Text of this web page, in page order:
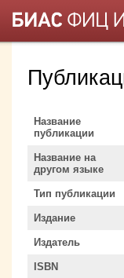
Название
публикации
Название на
другом языке
Тип публикации
Издание
Издатель
ISBN